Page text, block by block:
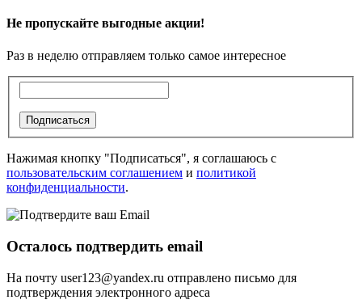
Не пропускайте выгодные акции!
Раз в неделю отправляем только самое интересное
Подписаться
Нажимая кнопку "Подписаться", я соглашаюсь с
пользовательским соглашением и политикой
конфиденциальности.
Осталось подтвердить email
На почту user123@yandex.ru отправлено письмо для
подтверждения электронного адреса